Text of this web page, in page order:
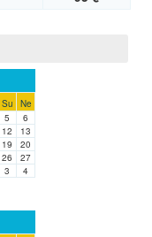
Su
Ne
5
6
12
13
19
20
26
27
3 4